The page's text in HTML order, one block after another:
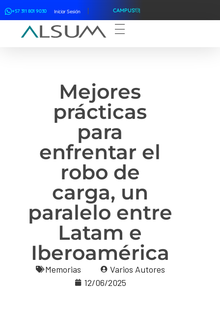
+57 311 801 9030 Iniciar Sesión CAMPUS
Mejores
prácticas
para
enfrentar el
robo de
carga, un
paralelo entre
Latam e
Iberoamérica
Memorias
Varios Autores
12/06/2025